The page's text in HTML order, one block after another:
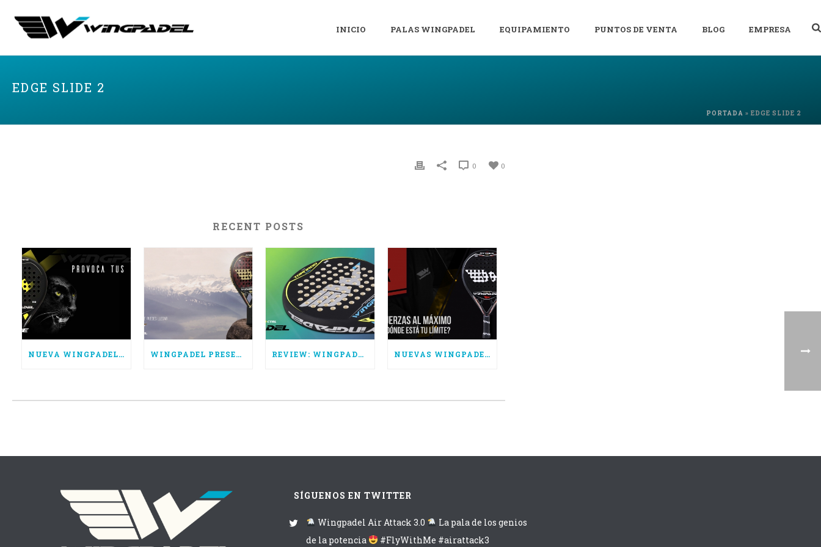
INICIO PALAS WINGPADEL EQUIPAMIENTO PUNTOS DE VENTA BLOG EMPRESA
EDGE SLIDE 2
PORTADA » EDGE SLIDE 2
0
0
RECENT POSTS
NUEVA WINGPADEL AIR HURRICANE, POTENCIA PURA WINGPADEL PRESENTA LAS NUEVAS AIR FORCE 3.0 REVIEW: WINGPADEL AIR TORNADO CTRL NUEVAS WINGPADEL AIR ATTACK 3.0, SUPERA TUS LÍMITES
SÍGUENOS EN TWITTER
Wingpadel Air Attack 3.0
La pala de los genios
de la potencia
#FlyWithMe #airattack3